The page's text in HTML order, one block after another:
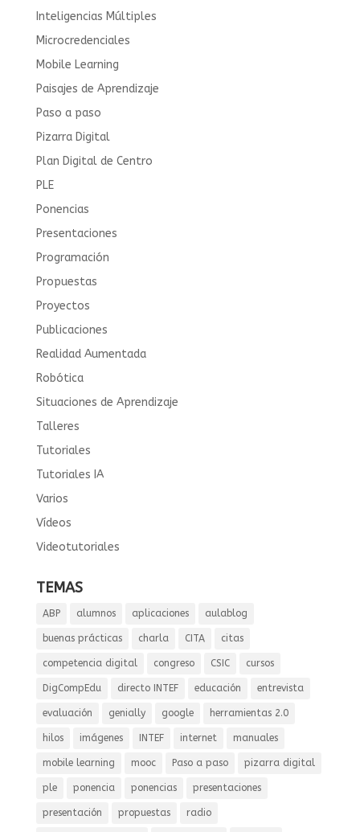
Inteligencias Múltiples
Microcredenciales
Mobile Learning
Paisajes de Aprendizaje
Paso a paso
Pizarra Digital
Plan Digital de Centro
PLE
Ponencias
Presentaciones
Programación
Propuestas
Proyectos
Publicaciones
Realidad Aumentada
Robótica
Situaciones de Aprendizaje
Talleres
Tutoriales
Tutoriales IA
Varios
Vídeos
Videotutoriales
TEMAS
ABP alumnos aplicaciones aulablog
buenas prácticas charla CITA citas
competencia digital congreso CSIC cursos
DigCompEdu directo INTEF educación entrevista
evaluación genially google herramientas 2.0
hilos imágenes INTEF internet manuales
mobile learning mooc Paso a paso pizarra digital
ple ponencia ponencias presentaciones
presentación propuestas radio